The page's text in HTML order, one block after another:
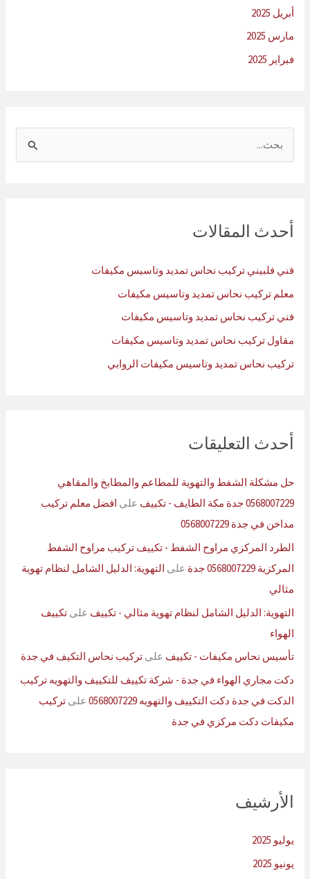
أبريل 2025
مارس 2025
فبراير 2025
ث
عأحدث المقالات
فني فلبيني تركيب نحاس تمديد وتاسيس مكيفات
معلم تركيب نحاس تمديد وتاسيس مكيفات
فني تركيب نحاس تمديد وتاسيس مكيفات
مقاول تركيب نحاس تمديد وتاسيس مكيفات
تركيب نحاس تمديد وتاسيس مكيفات الروابي
أحدث التعليقات
حل مشكلة الشفط والتهوية للمطاعم والمطابخ والمقاهي
0568007229 جدة مكة الطايف - تكييف
على افضل معلم تركيب
مداخن في جدة 0568007229
الطرد المركزي مراوح الشفط - تكييف تركيب مراوح الشفط
المركزية 0568007229 جدة
على التهوية: الدليل الشامل لنظام تهوية
مثالي
التهوية: الدليل الشامل لنظام تهوية مثالي - تكييف علىتكييف
الهواء
تأسيس نحاس مكيفات - تكييف علىتركيب نحاس التكيف في جدة
دكت مجاري الهواء في جدة - شركة تكييف للتكييف والتهويه تركيب
الدكت في جدة دكت التكييف والتهويه 0568007229
علىتركيب
مكيفات دكت مركزي في جدة
الأرشيف
يوليو 2025
يونيو 2025